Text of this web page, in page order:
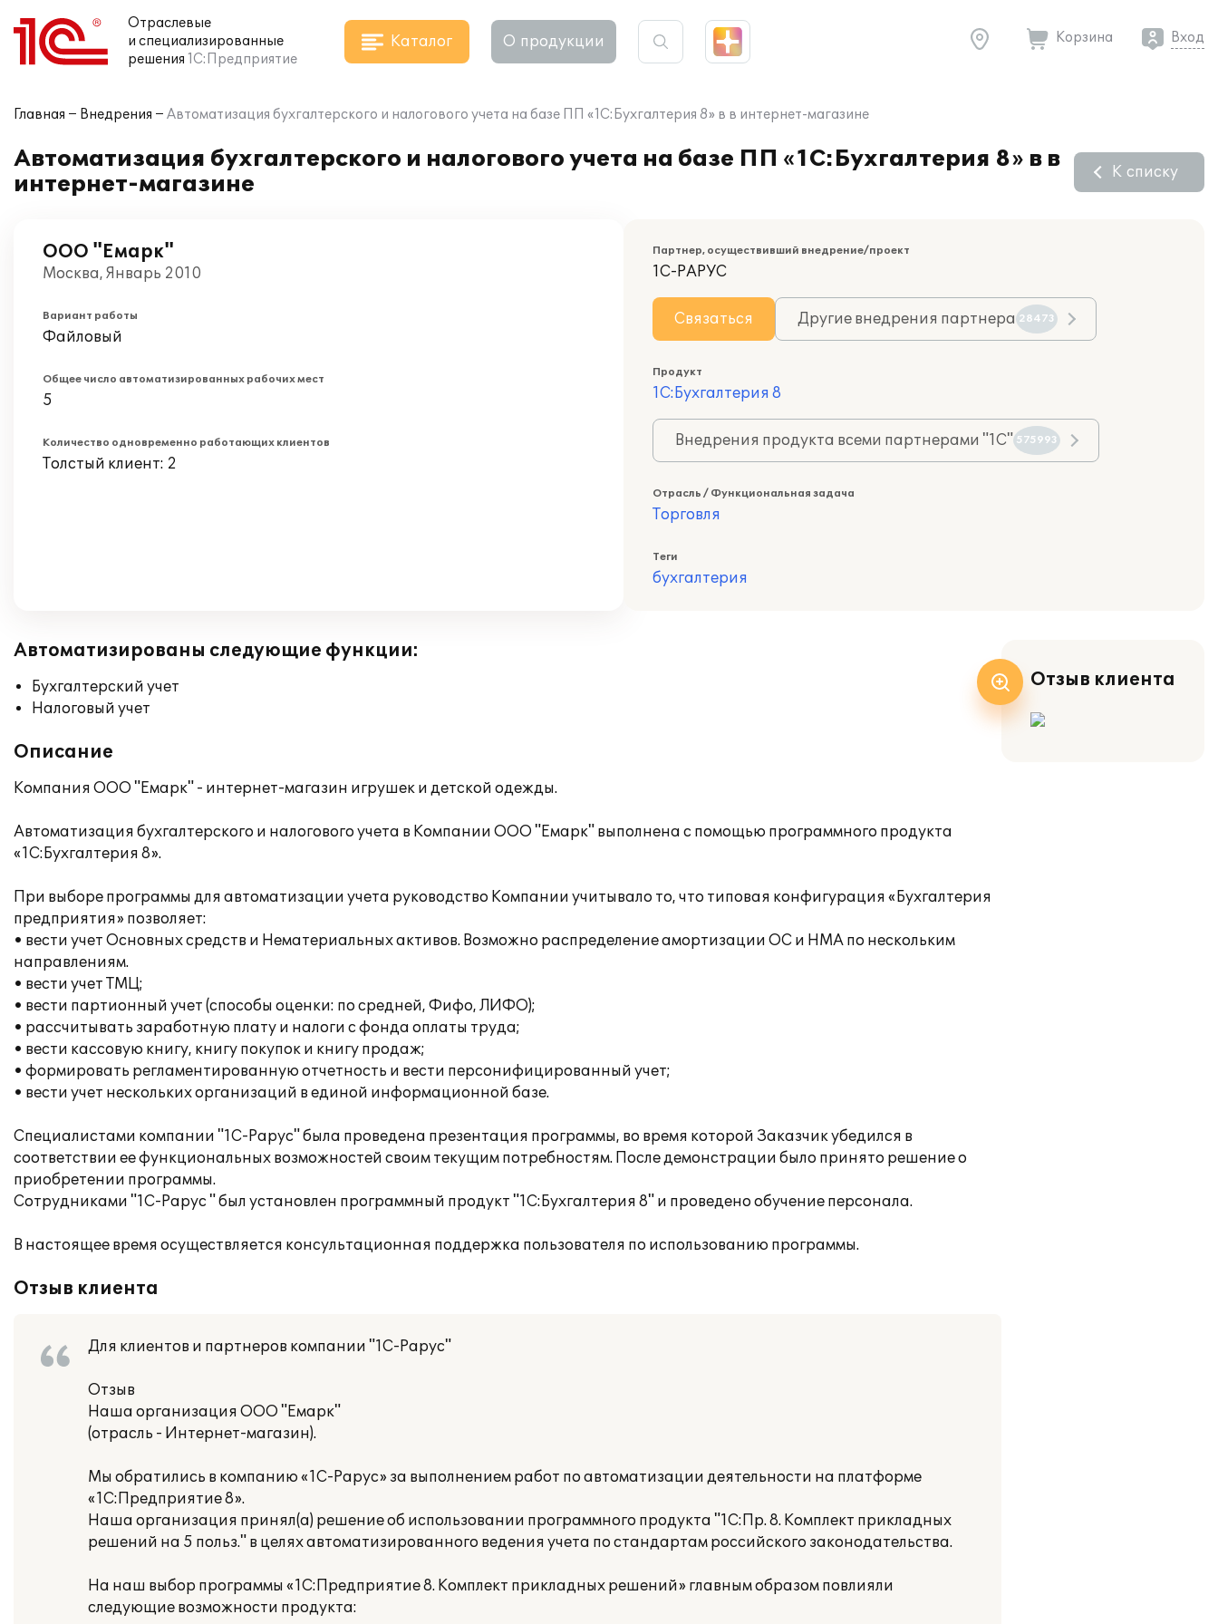
Отраслевые
и специализированные
решения 1С:Предприятие
Каталог О продукции Корзина Вход
Главная Внедрения Автоматизация бухгалтерского и налогового учета на базе ПП «1С:Бухгалтерия 8» в в интернет-магазине
Автоматизация бухгалтерского и налогового учета на базе ПП «1С:Бухгалтерия 8» в в
интернет-магазине
К списку
ООО "Емарк"
Москва, Январь 2010
Вариант работы
Файловый
Общее число автоматизированных рабочих мест
5
Количество одновременно работающих клиентов
Толстый клиент: 2
Партнер, осуществивший внедрение/проект
1С-РАРУС
Связаться Другие внедрения партнера 28473
Продукт
1С:Бухгалтерия 8
Внедрения продукта всеми партнерами "1С" 575993
Отрасль / Функциональная задача
Торговля
Теги
бухгалтерия
Автоматизированы следующие функции:
Бухгалтерский учет
Налоговый учет
Описание
Компания ООО "Емарк" - интернет-магазин игрушек и детской одежды.
Автоматизация бухгалтерского и налогового учета в Компании ООО "Емарк" выполнена с помощью программного продукта
«1С:Бухгалтерия 8».
При выборе программы для автоматизации учета руководство Компании учитывало то, что типовая конфигурация «Бухгалтерия
предприятия» позволяет:
• вести учет Основных средств и Нематериальных активов. Возможно распределение амортизации ОС и НМА по нескольким
направлениям.
• вести учет ТМЦ;
• вести партионный учет (способы оценки: по средней, Фифо, ЛИФО);
• рассчитывать заработную плату и налоги с фонда оплаты труда;
• вести кассовую книгу, книгу покупок и книгу продаж;
• формировать регламентированную отчетность и вести персонифицированный учет;
• вести учет нескольких организаций в единой информационной базе.
Специалистами компании "1С-Рарус" была проведена презентация программы, во время которой Заказчик убедился в
соответствии ее функциональных возможностей своим текущим потребностям. После демонстрации было принято решение о
приобретении программы.
Сотрудниками "1С-Рарус " был установлен программный продукт "1С:Бухгалтерия 8" и проведено обучение персонала.
В настоящее время осуществляется консультационная поддержка пользователя по использованию программы.
Отзыв клиента
Для клиентов и партнеров компании "1С-Рарус"
Отзыв
Наша организация ООО "Емарк"
(отрасль - Интернет-магазин).
Мы обратились в компанию «1С-Рарус» за выполнением работ по автоматизации деятельности на платформе
«1С:Предприятие 8».
Наша организация принял(а) решение об использовании программного продукта "1С:Пр. 8. Комплект прикладных
решений на 5 польз." в целях автоматизированного ведения учета по стандартам российского законодательства.
На наш выбор программы «1С:Предприятие 8. Комплект прикладных решений» главным образом повлияли
следующие возможности продукта:
Отзыв клиента